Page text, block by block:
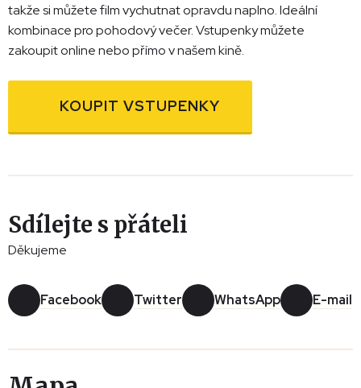
takže si můžete film vychutnat opravdu naplno. Ideální
kombinace pro pohodový večer. Vstupenky můžete
zakoupit online nebo přímo v našem kině.
KOUPIT VSTUPENKY
Sdílejte s přáteli
Děkujeme
Facebook Twitter WhatsApp E-mail